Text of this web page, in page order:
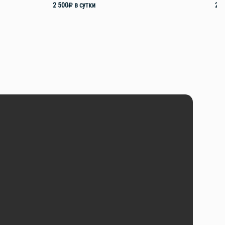
2 500₽ в сутки 2